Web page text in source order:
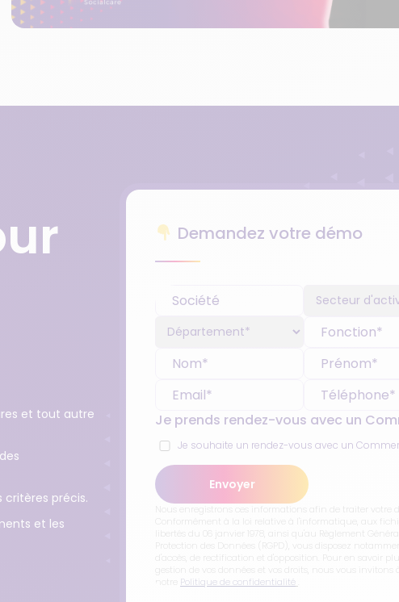
et tout autre
précis.
et les
Demandez votre démo
Je prends rendez-vous avec un
Je souhaite un rendez-vous avec un
Envoyer
Nous enregistrons ces informations afin de traiter votre
Conformément à la loi relative à l'informatique, aux
libertés du 06 janvier 1978, ainsi qu'au Règlement
Protection des Données (RGPD), vous disposez
d'accès, de rectification et d'opposition. Pour en savoir
gestion de vos données et vos droits, nous vous invitons
notre Politique de confidentialité